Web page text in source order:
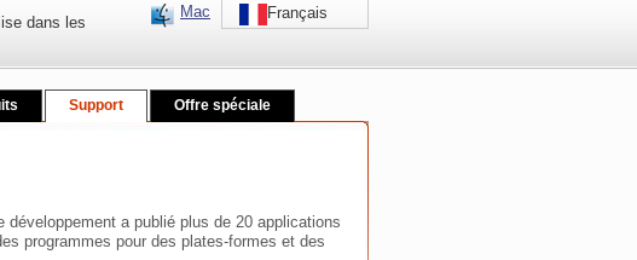
Mac Français
dans les
Support Offre spéciale
a publié plus de 20 applications
programmes pour des plates-formes et des